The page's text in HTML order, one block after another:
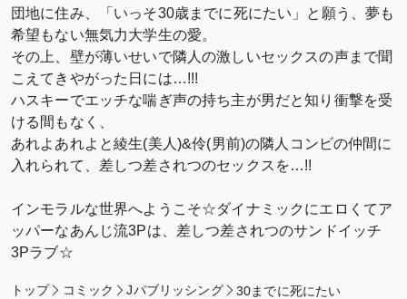
団地に住み、「いっそ30歳までに死にたい」と願う、夢も
希望もない無気力大学生の愛。
その上、壁が薄いせいで隣人の激しいセックスの声まで聞
こえてきやがった日には…!!!
ハスキーでエッチな喘ぎ声の持ち主が男だと知り衝撃を受
ける間もなく、
あれよあれよと綾生(美人)&伶(男前)の隣人コンビの仲間に
入れられて、差しつ差されつのセックスを…!!
インモラルな世界へようこそ☆ダイナミックにエロくてア
ッパーなあんじ流3Pは、差しつ差されつのサンドイッチ
3Pラブ☆
トップ コミック Jパブリッシング 30までに死にたい